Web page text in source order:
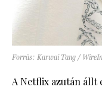
Forrás: Karwai Tang /
A Netflix azután állt